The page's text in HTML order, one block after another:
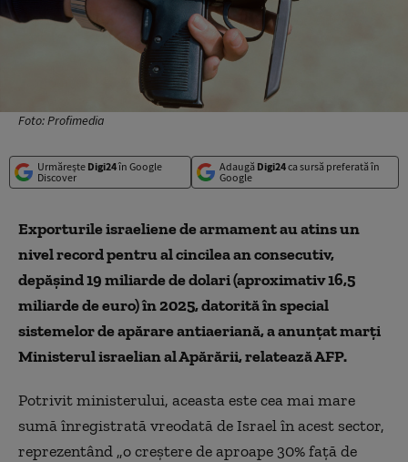
Foto: Profimedia
Urmărește Digi24în Google
Discover
Adaugă Digi24ca sursă preferată în
Google
Exporturile israeliene de armament au atins un
nivel record pentru al cincilea an consecutiv,
depăşind 19 miliarde de dolari (aproximativ 16,5
miliarde de euro) în 2025, datorită în special
sistemelor de apărare antiaeriană, a anunţat marţi
Ministerul israelian al Apărării, relatează AFP.
Potrivit ministerului, aceasta este cea mai mare
sumă înregistrată vreodată de Israel în acest sector,
reprezentând „o creştere de aproape 30% faţă de